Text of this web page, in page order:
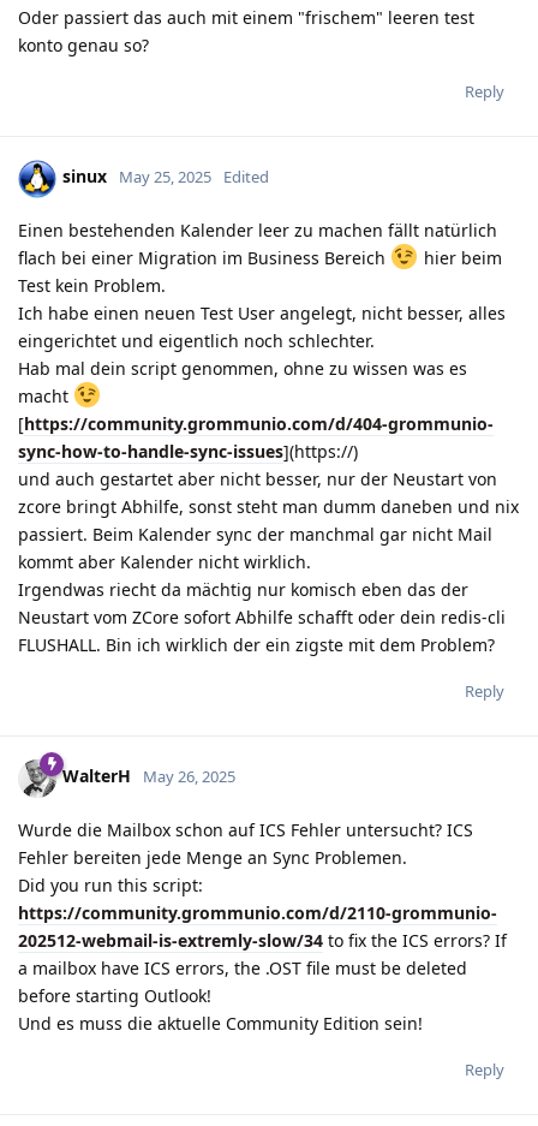
Oder passiert das auch mit einem "frischem" leeren test
konto genau so?
Reply
sinux May 25, 2025 Edited
Einen bestehenden Kalender leer zu machen fällt natürlich
flach bei einer Migration im Business Bereich
hier beim
Test kein Problem.
Ich habe einen neuen Test User angelegt, nicht besser, alles
eingerichtet und eigentlich noch schlechter.
Hab mal dein script genommen, ohne zu wissen was es
macht
[https://community.grommunio.com/d/404-grommunio-
sync-how-to-handle-sync-issues](https://)
und auch gestartet aber nicht besser, nur der Neustart von
zcore bringt Abhilfe, sonst steht man dumm daneben und nix
passiert. Beim Kalender sync der manchmal gar nicht Mail
kommt aber Kalender nicht wirklich.
Irgendwas riecht da mächtig nur komisch eben das der
Neustart vom ZCore sofort Abhilfe schafft oder dein redis-cli
FLUSHALL. Bin ich wirklich der ein zigste mit dem Problem?
Reply
WalterH May 26, 2025
Wurde die Mailbox schon auf ICS Fehler untersucht? ICS
Fehler bereiten jede Menge an Sync Problemen.
Did you run this script:
https://community.grommunio.com/d/2110-grommunio-
202512-webmail-is-extremly-slow/34 to fix the ICS errors? If
a mailbox have ICS errors, the .OST file must be deleted
before starting Outlook!
Und es muss die aktuelle Community Edition sein!
Reply